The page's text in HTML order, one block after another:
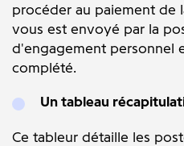
procéder au paiement de
vous est envoyé par la
d'engagement personnel
complété.
Un tableau
Ce tableur détaille les